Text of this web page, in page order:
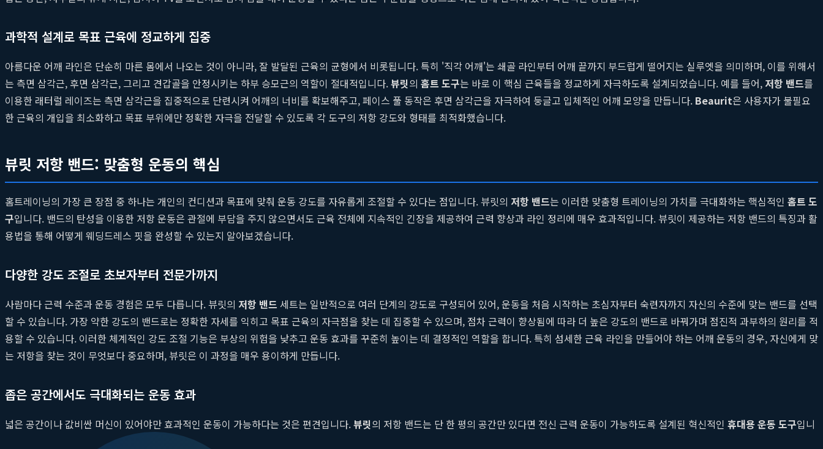
과학적 설계로 목표 근육에 정교하게 집중
아름다운 어깨 라인은 단순히 마른 몸에서 나오는 것이 아니라, 잘 발달된 근육의 균형에서 비롯됩니다. 특히 '직각 어깨'는 쇄골 라인부터 어깨 끝까지 부드럽게 떨어지는 실루엣을 의미하며, 이를 위해서
는 측면 삼각근, 후면 삼각근, 그리고 견갑골을 안정시키는 하부 승모근의 역할이 절대적입니다.뷰릿의 홈트 도구는 바로 이 핵심 근육들을 정교하게 자극하도록 설계되었습니다. 예를 들어, 저항 밴드를
이용한 래터럴 레이즈는 측면 삼각근을 집중적으로 단련시켜 어깨의 너비를 확보해주고, 페이스 풀 동작은 후면 삼각근을 자극하여 둥글고 입체적인 어깨 모양을 만듭니다. Beaurit은 사용자가 불필요
한 근육의 개입을 최소화하고 목표 부위에만 정확한 자극을 전달할 수 있도록 각 도구의 저항 강도와 형태를 최적화했습니다.
뷰릿 저항 밴드: 맞춤형 운동의 핵심
홈트레이닝의 가장 큰 장점 중 하나는 개인의 컨디션과 목표에 맞춰 운동 강도를 자유롭게 조절할 수 있다는 점입니다. 뷰릿의 저항 밴드는 이러한 맞춤형 트레이닝의 가치를 극대화하는 핵심적인 홈트 도
구입니다. 밴드의 탄성을 이용한 저항 운동은 관절에 부담을 주지 않으면서도 근육 전체에 지속적인 긴장을 제공하여 근력 향상과 라인 정리에 매우 효과적입니다. 뷰릿이 제공하는 저항 밴드의 특징과 활
용법을 통해 어떻게 웨딩드레스 핏을 완성할 수 있는지 알아보겠습니다.
다양한 강도 조절로 초보자부터 전문가까지
사람마다 근력 수준과 운동 경험은 모두 다릅니다. 뷰릿의 저항 밴드 세트는 일반적으로 여러 단계의 강도로 구성되어 있어, 운동을 처음 시작하는 초심자부터 숙련자까지 자신의 수준에 맞는 밴드를 선택
할 수 있습니다. 가장 약한 강도의 밴드로는 정확한 자세를 익히고 목표 근육의 자극점을 찾는 데 집중할 수 있으며, 점차 근력이 향상됨에 따라 더 높은 강도의 밴드로 바꿔가며 점진적 과부하의 원리를 적
용할 수 있습니다. 이러한 체계적인 강도 조절 기능은 부상의 위험을 낮추고 운동 효과를 꾸준히 높이는 데 결정적인 역할을 합니다. 특히 섬세한 근육 라인을 만들어야 하는 어깨 운동의 경우, 자신에게 맞
는 저항을 찾는 것이 무엇보다 중요하며, 뷰릿은 이 과정을 매우 용이하게 만듭니다.
좁은 공간에서도 극대화되는 운동 효과
넓은 공간이나 값비싼 머신이 있어야만 효과적인 운동이 가능하다는 것은 편견입니다.뷰릿의 저항 밴드는 단 한 평의 공간만 있다면 전신 근력 운동이 가능하도록 설계된 혁신적인 휴대용 운동 도구입니
다. 밴드를 문고리에 걸거나 발에 고정하는 것만으로도 수십 가지의 응용 동작을 수행할 수 있습니다. 웨딩드레스 라인을 위한 어깨 운동 역시 마찬가지입니다. 밴드 래터럴 레이즈, 밴드 프레스, 밴드 로우